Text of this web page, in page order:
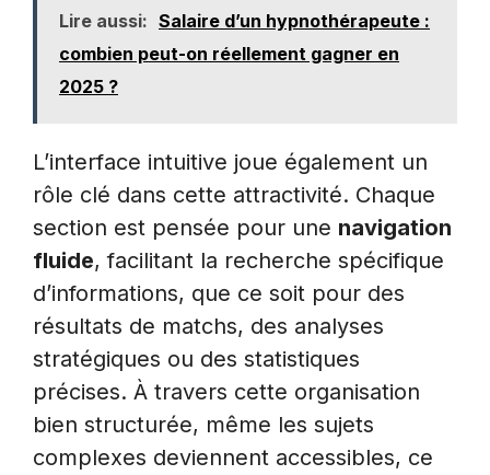
Lire aussi: Salaire d’un hypnothérapeute :
combien peut-on réellement gagner en
2025 ?
L’interface intuitive joue également un
rôle clé dans cette attractivité. Chaque
section est pensée pour une navigation
fluide, facilitant la recherche spécifique
d’informations, que ce soit pour des
résultats de matchs, des analyses
stratégiques ou des statistiques
précises. À travers cette organisation
bien structurée, même les sujets
complexes deviennent accessibles, ce